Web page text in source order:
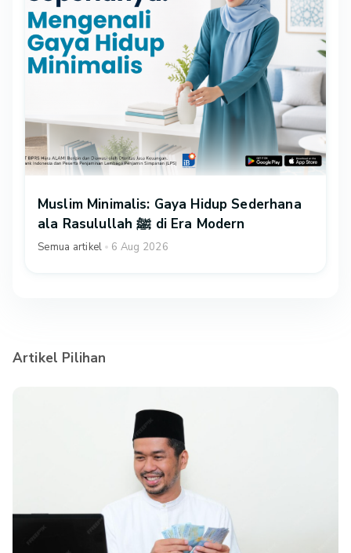
Muslim Minimalis: Gaya Hidup Sederhana
ala Rasulullah ﷺ di Era Modern
Semua artikel 6 Aug 2026
Artikel Pilihan